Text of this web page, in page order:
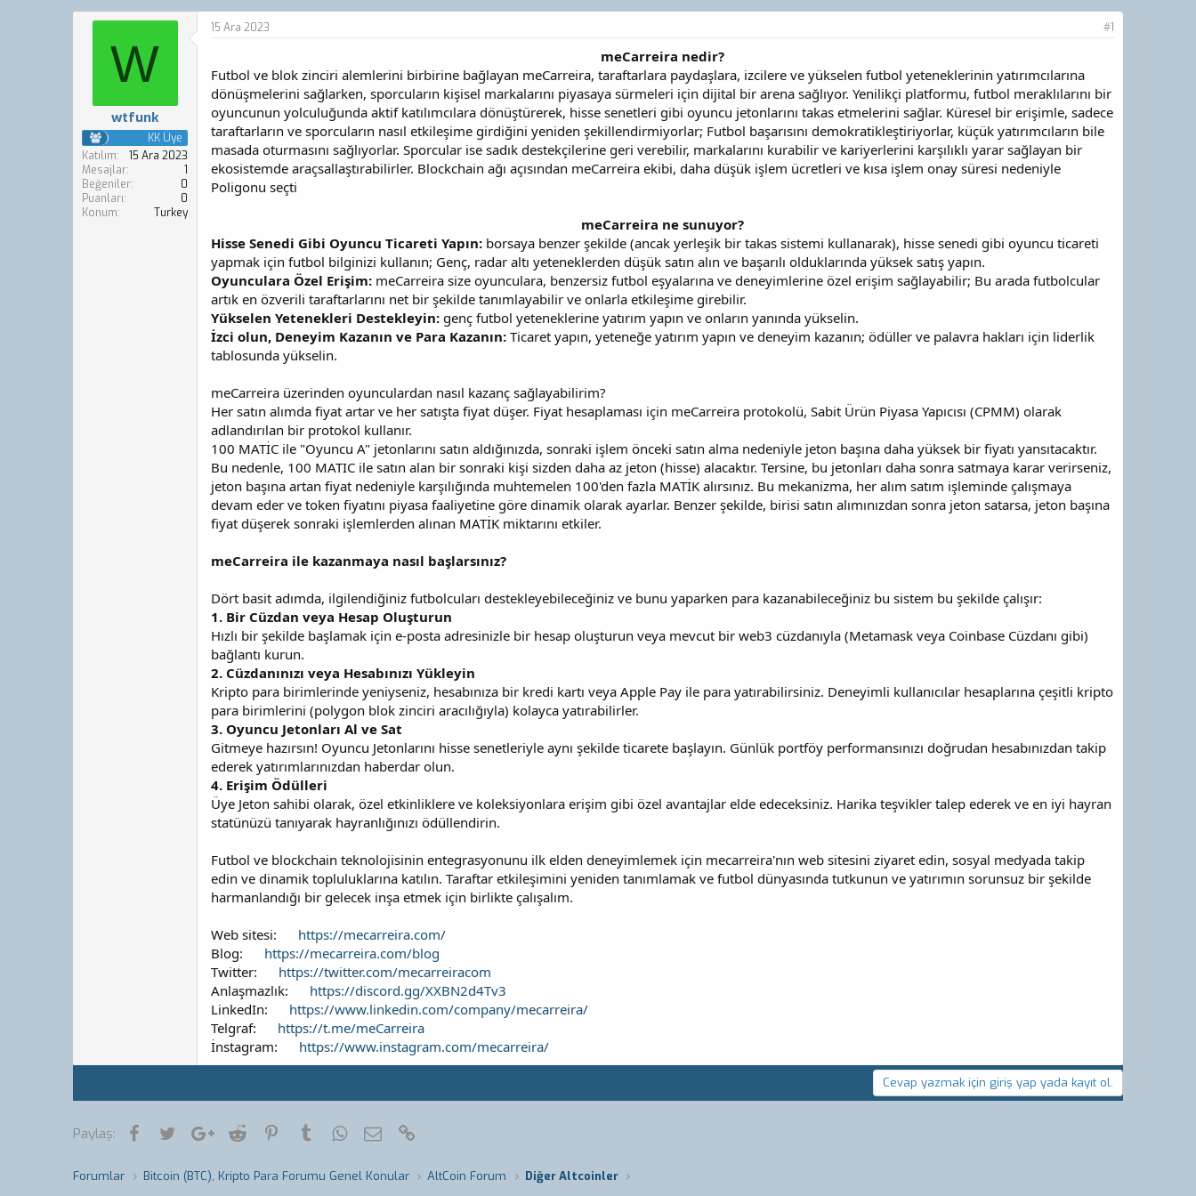
o
ş
l
a
t
a
n
a
ş
a
n
ı
ç
a
W
wtfunk
KK Üye
Katılım
15 Ara 2023
Mesajlar
1
Beğeniler
0
Puanları
0
Konum
Turkey
15 Ara 2023 #1
meCarreira nedir?
Futbol ve blok zinciri alemlerini birbirine bağlayan meCarreira, taraftarlara paydaşlara, izcilere ve yükselen futbol yeteneklerinin yatırımcılarına
dönüşmelerini sağlarken, sporcuların kişisel markalarını piyasaya sürmeleri için dijital bir arena sağlıyor. Yenilikçi platformu, futbol meraklılarını bir
oyuncunun yolculuğunda aktif katılımcılara dönüştürerek, hisse senetleri gibi oyuncu jetonlarını takas etmelerini sağlar. Küresel bir erişimle, sadece
taraftarların ve sporcuların nasıl etkileşime girdiğini yeniden şekillendirmiyorlar; Futbol başarısını demokratikleştiriyorlar, küçük yatırımcıların bile
masada oturmasını sağlıyorlar. Sporcular ise sadık destekçilerine geri verebilir, markalarını kurabilir ve kariyerlerini karşılıklı yarar sağlayan bir
ekosistemde araçsallaştırabilirler. Blockchain ağı açısından meCarreira ekibi, daha düşük işlem ücretleri ve kısa işlem onay süresi nedeniyle
Poligonu seçti
meCarreira ne sunuyor?
Hisse Senedi Gibi Oyuncu Ticareti Yapın: borsaya benzer şekilde (ancak yerleşik bir takas sistemi kullanarak), hisse senedi gibi oyuncu ticareti
yapmak için futbol bilginizi kullanın; Genç, radar altı yeteneklerden düşük satın alın ve başarılı olduklarında yüksek satış yapın.
Oyunculara Özel Erişim: meCarreira size oyunculara, benzersiz futbol eşyalarına ve deneyimlerine özel erişim sağlayabilir; Bu arada futbolcular
artık en özverili taraftarlarını net bir şekilde tanımlayabilir ve onlarla etkileşime girebilir.
Yükselen Yetenekleri Destekleyin: genç futbol yeteneklerine yatırım yapın ve onların yanında yükselin.
İzci olun, Deneyim Kazanın ve Para Kazanın: Ticaret yapın, yeteneğe yatırım yapın ve deneyim kazanın; ödüller ve palavra hakları için liderlik
tablosunda yükselin.
meCarreira üzerinden oyunculardan nasıl kazanç sağlayabilirim?
Her satın alımda fiyat artar ve her satışta fiyat düşer. Fiyat hesaplaması için meCarreira protokolü, Sabit Ürün Piyasa Yapıcısı (CPMM) olarak
adlandırılan bir protokol kullanır.
100 MATİC ile "Oyuncu A" jetonlarını satın aldığınızda, sonraki işlem önceki satın alma nedeniyle jeton başına daha yüksek bir fiyatı yansıtacaktır.
Bu nedenle, 100 MATIC ile satın alan bir sonraki kişi sizden daha az jeton (hisse) alacaktır. Tersine, bu jetonları daha sonra satmaya karar verirseniz,
jeton başına artan fiyat nedeniyle karşılığında muhtemelen 100'den fazla MATİK alırsınız. Bu mekanizma, her alım satım işleminde çalışmaya
devam eder ve token fiyatını piyasa faaliyetine göre dinamik olarak ayarlar. Benzer şekilde, birisi satın alımınızdan sonra jeton satarsa, jeton başına
fiyat düşerek sonraki işlemlerden alınan MATİK miktarını etkiler.
meCarreira ile kazanmaya nasıl başlarsınız?
Dört basit adımda, ilgilendiğiniz futbolcuları destekleyebileceğiniz ve bunu yaparken para kazanabileceğiniz bu sistem bu şekilde çalışır:
1. Bir Cüzdan veya Hesap Oluşturun
Hızlı bir şekilde başlamak için e-posta adresinizle bir hesap oluşturun veya mevcut bir web3 cüzdanıyla (Metamask veya Coinbase Cüzdanı gibi)
bağlantı kurun.
2. Cüzdanınızı veya Hesabınızı Yükleyin
Kripto para birimlerinde yeniyseniz, hesabınıza bir kredi kartı veya Apple Pay ile para yatırabilirsiniz. Deneyimli kullanıcılar hesaplarına çeşitli kripto
para birimlerini (polygon blok zinciri aracılığıyla) kolayca yatırabilirler.
3. Oyuncu Jetonları Al ve Sat
Gitmeye hazırsın! Oyuncu Jetonlarını hisse senetleriyle aynı şekilde ticarete başlayın. Günlük portföy performansınızı doğrudan hesabınızdan takip
ederek yatırımlarınızdan haberdar olun.
4. Erişim Ödülleri
Üye Jeton sahibi olarak, özel etkinliklere ve koleksiyonlara erişim gibi özel avantajlar elde edeceksiniz. Harika teşvikler talep ederek ve en iyi hayran
statünüzü tanıyarak hayranlığınızı ödüllendirin.
Futbol ve blockchain teknolojisinin entegrasyonunu ilk elden deneyimlemek için mecarreira'nın web sitesini ziyaret edin, sosyal medyada takip
edin ve dinamik topluluklarına katılın. Taraftar etkileşimini yeniden tanımlamak ve futbol dünyasında tutkunun ve yatırımın sorunsuz bir şekilde
harmanlandığı bir gelecek inşa etmek için birlikte çalışalım.
Web sitesi:
https://mecarreira.com/
Blog:
https://mecarreira.com/blog
Twitter:
https://twitter.com/mecarreiracom
Anlaşmazlık:
https://discord.gg/XXBN2d4Tv3
LinkedIn:
https://www.linkedin.com/company/mecarreira/
Telgraf:
https://t.me/meCarreira
İnstagram:
https://www.instagram.com/mecarreira/
Cevap yazmak için giriş yap yada kayıt ol.
Paylaş: FacebookTwitterGoogle+
Reddit PinterestTumblrWhatsApp
E-posta
Forumlar Bitcoin (BTC), Kripto Para Forumu Genel Konular AltCoin Forum Diğer Altcoinler